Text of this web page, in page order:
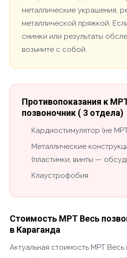
металлические украшения,
металлической пряжкой.
снимки или результаты
возьмите с собой.
Противопоказания к
позвоночник ( 3 отдела)
Кардиостимулятор (не
Металлические
(пластинки, винты —
Клаустрофобия
Стоимость МРТ Весь
в Караганда
Актуальная стоимость МРТ Весь